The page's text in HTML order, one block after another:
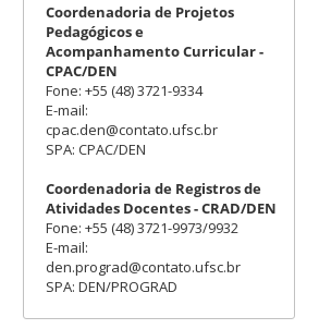
Coordenadoria de Projetos
Pedagógicos e
Acompanhamento Curricular -
CPAC/DEN
Fone: +55 (48) 3721-9334
E-mail:
cpac.den@contato.ufsc.br
SPA: CPAC/DEN
Coordenadoria de Registros de
Atividades Docentes - CRAD/DEN
Fone: +55 (48) 3721-9973/9932
E-mail:
den.prograd@contato.ufsc.br
SPA: DEN/PROGRAD